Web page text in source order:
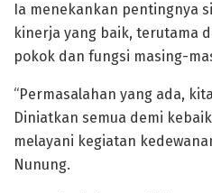
Ia menekankan pentingnya
kinerja yang baik, terutama
pokok dan fungsi masing-
“Permasalahan yang ada,
Diniatkan semua demi
melayani kegiatan
Nunung.